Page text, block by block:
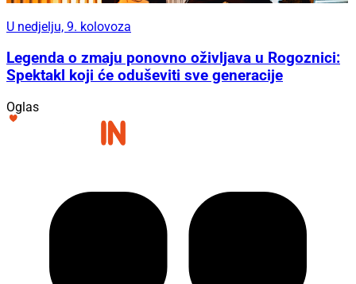
U nedjelju, 9. kolovoza
Legenda o zmaju ponovno oživljava u Rogoznici:
Spektakl koji će oduševiti sve generacije
Oglas